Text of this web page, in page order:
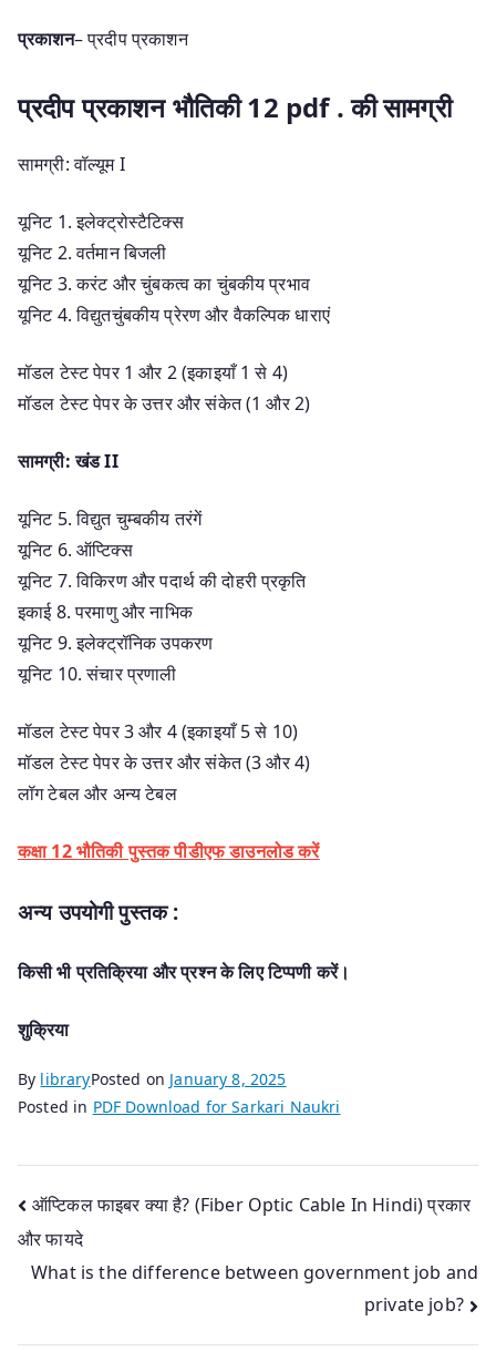
प्रकाशन– प्रदीप प्रकाशन
प्रदीप प्रकाशन भौतिकी 12 pdf . की सामग्री
सामग्री: वॉल्यूम I
यूनिट 1. इलेक्ट्रोस्टैटिक्स
यूनिट 2. वर्तमान बिजली
यूनिट 3. करंट और चुंबकत्व का चुंबकीय प्रभाव
यूनिट 4. विद्युतचुंबकीय प्रेरण और वैकल्पिक धाराएं
मॉडल टेस्ट पेपर 1 और 2 (इकाइयाँ 1 से 4)
मॉडल टेस्ट पेपर के उत्तर और संकेत (1 और 2)
सामग्री: खंड II
यूनिट 5. विद्युत चुम्बकीय तरंगें
यूनिट 6. ऑप्टिक्स
यूनिट 7. विकिरण और पदार्थ की दोहरी प्रकृति
इकाई 8. परमाणु और नाभिक
यूनिट 9. इलेक्ट्रॉनिक उपकरण
यूनिट 10. संचार प्रणाली
मॉडल टेस्ट पेपर 3 और 4 (इकाइयाँ 5 से 10)
मॉडल टेस्ट पेपर के उत्तर और संकेत (3 और 4)
लॉग टेबल और अन्य टेबल
कक्षा 12 भौतिकी पुस्तक पीडीएफ डाउनलोड करें
अन्य उपयोगी पुस्तक :
किसी भी प्रतिक्रिया और प्रश्न के लिए टिप्पणी करें।
शुक्रिया
By libraryPosted on January 8, 2025
Posted in PDF Download for Sarkari Naukri
Post
navigation
ऑप्टिकल फाइबर क्या है? (Fiber Optic Cable In Hindi) प्रकार
और फायदे
What is the difference between government job and
private job?